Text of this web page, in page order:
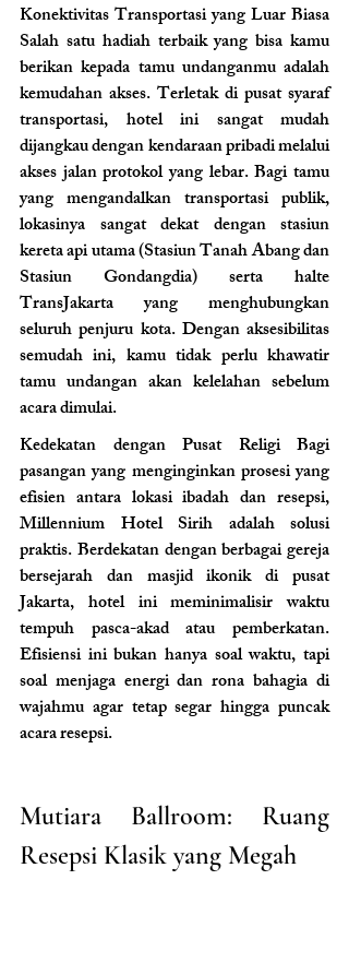
Konektivitas Transportasi yang Luar Biasa
Salah satu hadiah terbaik yang bisa kamu
berikan kepada tamu undanganmu adalah
kemudahan akses. Terletak di pusat syaraf
transportasi, hotel ini sangat mudah
dijangkau dengan kendaraan pribadi melalui
akses jalan protokol yang lebar. Bagi tamu
yang mengandalkan transportasi publik,
lokasinya sangat dekat dengan stasiun
kereta api utama (Stasiun Tanah Abang dan
Stasiun Gondangdia) serta halte
TransJakarta yang menghubungkan
seluruh penjuru kota. Dengan aksesibilitas
semudah ini, kamu tidak perlu khawatir
tamu undangan akan kelelahan sebelum
acara dimulai.
Kedekatan dengan Pusat Religi Bagi
pasangan yang menginginkan prosesi yang
efisien antara lokasi ibadah dan resepsi,
Millennium Hotel Sirih adalah solusi
praktis. Berdekatan dengan berbagai gereja
bersejarah dan masjid ikonik di pusat
Jakarta, hotel ini meminimalisir waktu
tempuh pasca-akad atau pemberkatan.
Efisiensi ini bukan hanya soal waktu, tapi
soal menjaga energi dan rona bahagia di
wajahmu agar tetap segar hingga puncak
acara resepsi.
Mutiara Ballroom: Ruang
Resepsi Klasik yang Megah